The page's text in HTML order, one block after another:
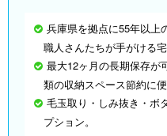
兵庫県を拠点に55年以上
職人さんたちが手がける
最大12ヶ月の長期保存が
類の収納スペース節約に便
毛玉取り・しみ抜き・ボ
プション。